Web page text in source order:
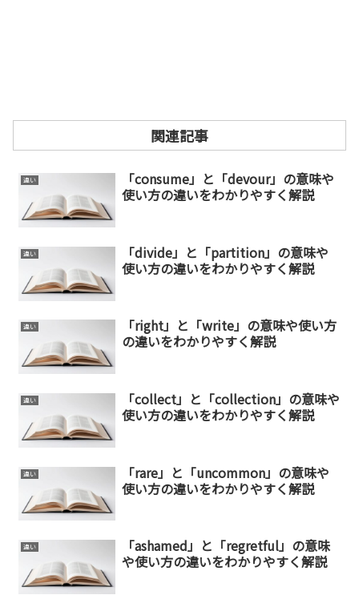
関連記事
違い
「consume」と「devour」の意味や
使い方の違いをわかりやすく解説
違い
「divide」と「partition」の意味や
使い方の違いをわかりやすく解説
違い
「right」と「write」の意味や使い方
の違いをわかりやすく解説
違い
「collect」と「collection」の意味や
使い方の違いをわかりやすく解説
違い
「rare」と「uncommon」の意味や
使い方の違いをわかりやすく解説
違い
「ashamed」と「regretful」の意味
や使い方の違いをわかりやすく解説